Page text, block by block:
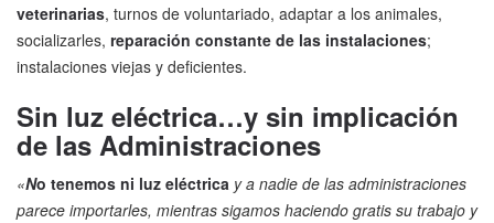
veterinarias, turnos de voluntariado, adaptar a los animales,
socializarles, reparación constante de las instalaciones;
instalaciones viejas y deficientes.
Sin luz eléctrica…y sin implicación
de las Administraciones
«No tenemos ni luz eléctrica y a nadie de las administraciones
parece importarles, mientras sigamos haciendo gratis su trabajo y